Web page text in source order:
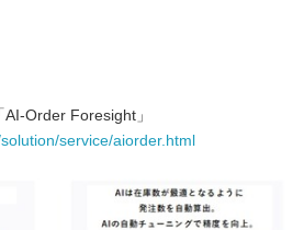
Order Foresight」
service/aiorder.html